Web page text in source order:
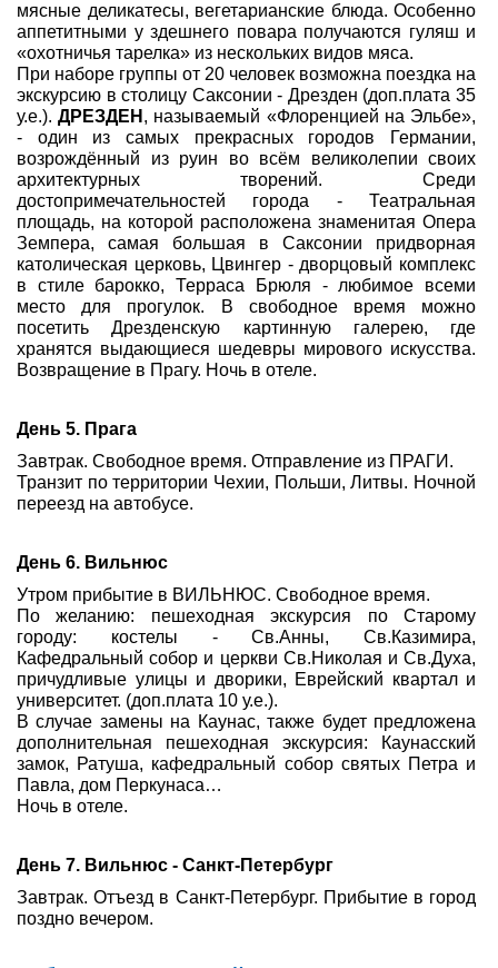
мясные деликатесы, вегетарианские блюда. Особенно
аппетитными у здешнего повара получаются гуляш и
«охотничья тарелка» из нескольких видов мяса.
При наборе группы от 20 человек возможна поездка на
экскурсию в столицу Саксонии - Дрезден (доп.плата 35
у.е.).ДРЕЗДЕН , называемый «Флоренцией на Эльбе»,
- один из самых прекрасных городов Германии,
возрождённый из руин во всём великолепии своих
архитектурных творений. Среди
достопримечательностей города - Театральная
площадь, на которой расположена знаменитая Опера
Земпера, самая большая в Саксонии придворная
католическая церковь, Цвингер - дворцовый комплекс
в стиле барокко, Терраса Брюля - любимое всеми
место для прогулок. В свободное время можно
посетить Дрезденскую картинную галерею, где
хранятся выдающиеся шедевры мирового искусства.
Возвращение в Прагу. Ночь в отеле.
День 5. Прага
Завтрак. Свободное время. Отправление из ПРАГИ.
Транзит по территории Чехии, Польши, Литвы. Ночной
переезд на автобусе.
День 6. Вильнюс
Утром прибытие в ВИЛЬНЮС. Свободное время.
По желанию: пешеходная экскурсия по Старому
городу: костелы - Св.Анны, Св.Казимира,
Кафедральный собор и церкви Св.Николая и Св.Духа,
причудливые улицы и дворики, Еврейский квартал и
университет. (доп.плата 10 у.е.).
В случае замены на Каунас, также будет предложена
дополнительная пешеходная экскурсия: Каунасский
замок, Ратуша, кафедральный собор святых Петра и
Павла, дом Перкунаса…
Ночь в отеле.
День 7. Вильнюс - Санкт-Петербург
Завтрак. Отъезд в Санкт-Петербург. Прибытие в город
поздно вечером.